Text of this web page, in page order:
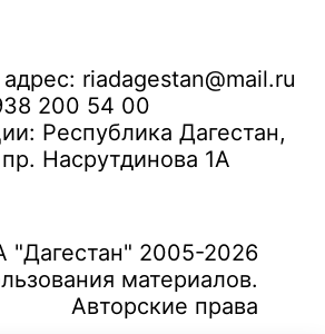
riadagestan@mail.ru
200 54 00
Республика Дагестан,
Насрутдинова 1А
"Дагестан" 2005-2026
материалов.
Авторские права